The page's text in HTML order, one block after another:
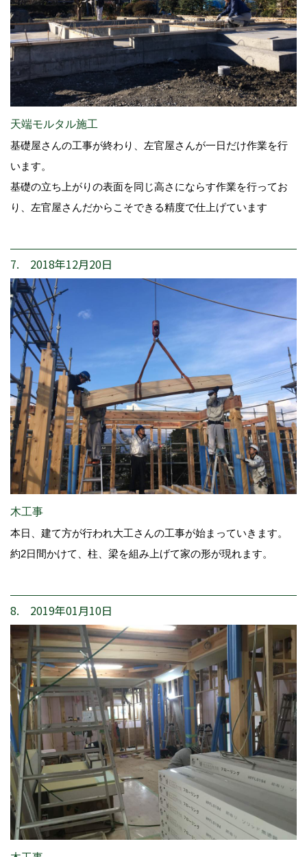
天端モルタル施工
基礎屋さんの工事が終わり、左官屋さんが一日だけ作業を行
います。
基礎の立ち上がりの表面を同じ高さにならす作業を行ってお
り、左官屋さんだからこそできる精度で仕上げています
7. 2018年12月20日
木工事
本日、建て方が行われ大工さんの工事が始まっていきます。
約2日間かけて、柱、梁を組み上げて家の形が現れます。
8. 2019年01月10日